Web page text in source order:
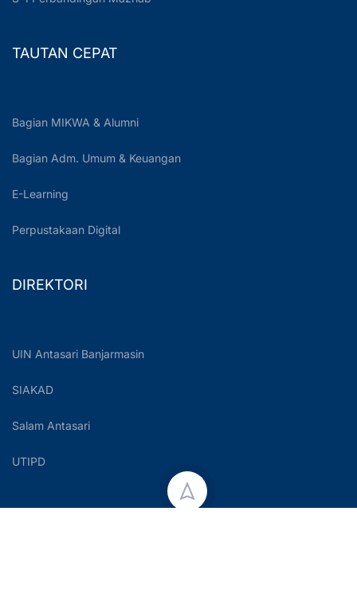
TAUTAN CEPAT
Bagian MIKWA & Alumni
Bagian Adm. Umum & Keuangan
E-Learning
Perpustakaan Digital
DIREKTORI
UIN Antasari Banjarmasin
SIAKAD
Salam Antasari
UTIPD